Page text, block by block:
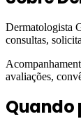
Dermatologista
consultas,
avaliações,
Quando